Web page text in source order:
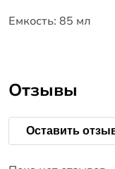
Емкость: 85 мл
Отзывы
Оставить